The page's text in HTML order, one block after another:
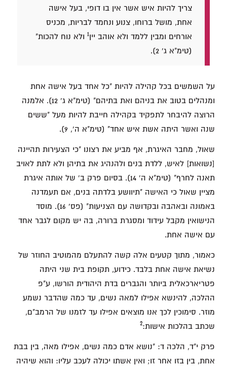
צריך להיות איש אשר אין בו דופי, בעל אישה
אחת, מושל ברוחו, צנוע ונחמד לבריות, מכניס
אורחים ומבין ללמד ולא אוהב יין1 ולא נוח להכות"
(טימ"א ג' 2).
על השמשים בכל קהילה להיות "כל אחד בעל אישה אחת
ומנהלים בטוב את בניהם ואת בתיהם" (טימ"א ג' 12). אלמנה
הרוצה להיבחר לתפקיד בקהילה חייבת להיות מעל "ששים
שנה ואשר היתה אשת איש אחד" (טימ"א ה', 9).
שאול, מחבר האיגרת, אף מביע את רצונו "כי הצעירות תהיינה
[נשואות] לאיש, ללדת בנים ולהנהיג את בתיהן ולא לתת לאויב
תאנה לחרף" (טימ"א ה' 14). בסיום פרק ב' של אותה איגרת
מציין שאול כי האישה "תיוושע בלדתה בנים, אם תעמדנה
באמונה ובאהבה ובקדושה עם הצניעות" (פס' 16). מוסד
הנישואין מקבל עידוד ומסגרת ברורה, בה יש מקום לגבר אחד
עם אישה אחת.
כאמור, מתוך קטעים אלה קשה להתעלם מהמוטיב החוזר של
נשיאת אישה אחת בלבד. כידוע, תקופת בית שני היתה
פטריארכאלית ביותר והגברים בדת היהודית הורשו, ע"פ
ההלכה, להינשא אפילו למאה נשים, עד כמה שהדבר נשמע
מוזר. סימוכין לכך אנו מוצאים אפילו עד לזמנו של הרמב"ם,
שכתב בהלכות אישות:2
פרק י"ד, הלכה ד: "נושא אדם כמה נשים, אפילו מאה, בין בבת
אחת, בין בזו אחר זו; ואין אשתו יכולה לעכב עליו: והוא שיהיה